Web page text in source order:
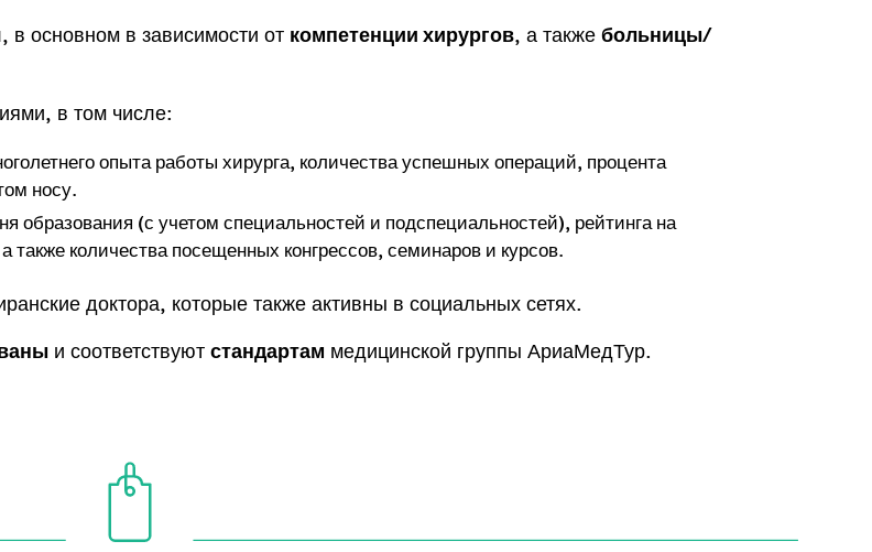
, в основном в зависимости от компетенции хирургов, а также больницы/
в том числе:
опыта работы хирурга, количества успешных операций, процента
носу.
образования (с учетом специальностей и подспециальностей), рейтинга на
количества посещенных конгрессов, семинаров и курсов.
доктора, которые также активны в социальных сетях.
и соответствуют стандартам медицинской группы АриаМедТур.